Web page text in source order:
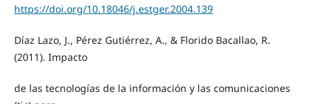
https://doi.org/10.18046/j.estger.2004.139
Díaz Lazo, J., Pérez Gutiérrez, A., & Florido Bacallao, R.
(2011). Impacto
de las tecnologías de la información y las comunicaciones